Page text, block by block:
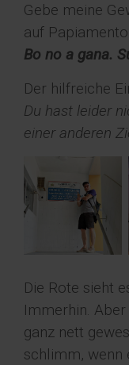
Gebe meine
auf
Bo no a gana.
Der hilfreiche
Du hast leider
einer anderen
Die Rote sieht
Immerhin.
ganz nett
schlimm, wenn